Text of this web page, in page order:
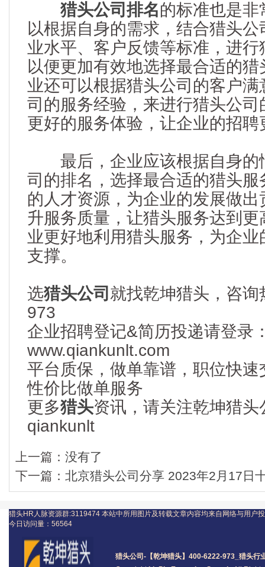
猎头公司排名的标准也是
以根据自身的需求，结合猎头
业水平、客户反馈等标准，进
以便更加有效地选择最合适的
业还可以根据猎头公司的客户
司的服务经验，来进行猎头公
更好的服务体验，让企业的招聘
最后，企业应该根据自身的
司的排名，选择最合适的猎头
的人才资源，为企业的发展做
升服务质量，让猎头服务达到
业更好地利用猎头服务，为企
支撑。
选猎头公司 就找乾坤猎头，咨
973
企业招聘登记&简历投递请登录
www.qiankunlt.com
平台质保，做单靠谱，职位快
性价比做单服务
更多猎头资讯，请关注乾坤猎
qiankunlt
上一篇： 没有了
下一篇： 北京猎头公司分享 2023年2月17日
猎头公司 -【乾坤猎头】400-6222-973_ 猎头行
猎头HR人脉资源群:3119474 本站中所用图片及转载文章内容均来自网络与用户
今日访问量： 56564